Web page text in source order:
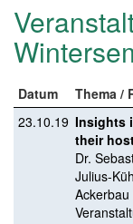
Datum
Thema /
23.10.19 Insights
their
Dr.
Julius-